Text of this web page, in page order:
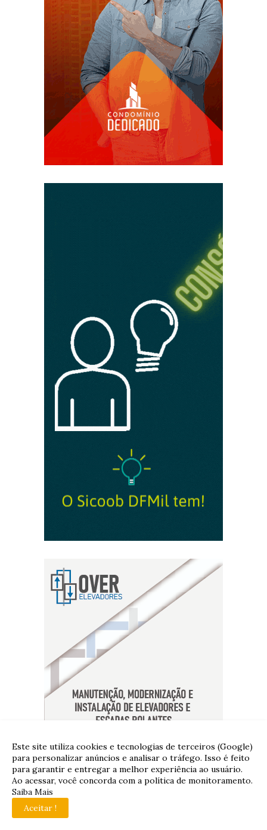
Este site utiliza cookies e tecnologias de terceiros (Google)
para personalizar anúncios e analisar o tráfego. Isso é feito
para garantir e entregar a melhor experiência ao usuário.
Ao acessar, você concorda com a política de monitoramento.
Saiba Mais
Aceitar !